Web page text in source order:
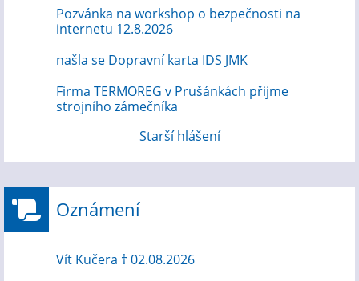
Pozvánka na workshop o bezpečnosti na
internetu 12.8.2026
našla se Dopravní karta IDS JMK
Firma TERMOREG v Prušánkách přijme
strojního zámečníka
Starší hlášení
Oznámení
Vít Kučera † 02.08.2026